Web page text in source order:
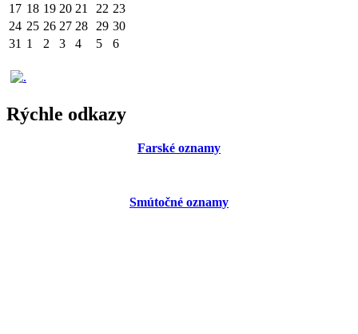
17 18 19 20 21 22 23
24 25 26 27 28 29 30
31 1 2 3 4 5 6
Rýchle odkazy
Farské oznamy
Smútočné oznamy